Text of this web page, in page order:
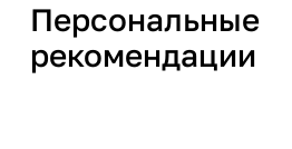
Страна производства
Персональные
рекомендации